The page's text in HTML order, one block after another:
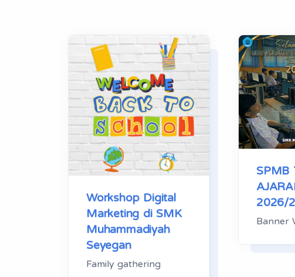
Workshop Digital
Marketing di SMK
Muhammadiyah
Seyegan
Family gathering
SPMB
2026/
Banner